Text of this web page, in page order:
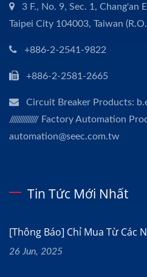
3 F., No. 9, Sec. 1, Chang'an
Taipei City 104003, Taiwan
+886-2-2541-9822
+886-2-2581-2665
Circuit Breaker Products:
/////////////// Factory Automation
automation@seec.com.tw
Tin Tức Mới Nhất
[Thông Báo] Chỉ Mua Từ Các
26 Jun, 2025